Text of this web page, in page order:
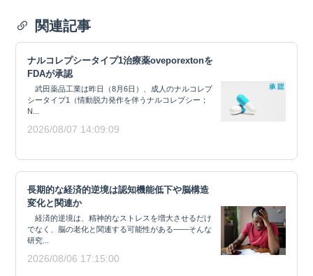
関連記事
ナルコレプシータイプ1治療薬oveporextonを
FDAが承認
武田薬品工業は昨日（8月6日）、成人のナルコレプ
シータイプ1（情動脱力発作を伴うナルコレプシー；
N...
2026/08/07 14:09:09
長期的な経済的逆境は認知機能低下や脳構造
変化と関連か
経済的逆境は、精神的なストレスを増大させるだけ
でなく、脳の老化と関連する可能性がある——そんな
研究...
2026/08/06 17:15:00